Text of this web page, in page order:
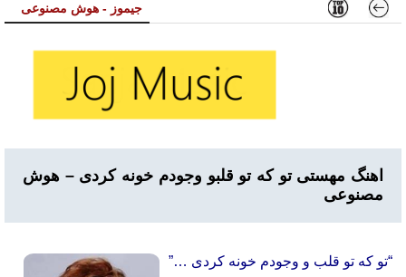
جیموز - هوش مصنوعی
اهنگ مهستی تو که تو قلبو وجودم خونه کردی – هوش
مصنوعی
“تو که تو قلب و وجودم خونه کردی …”